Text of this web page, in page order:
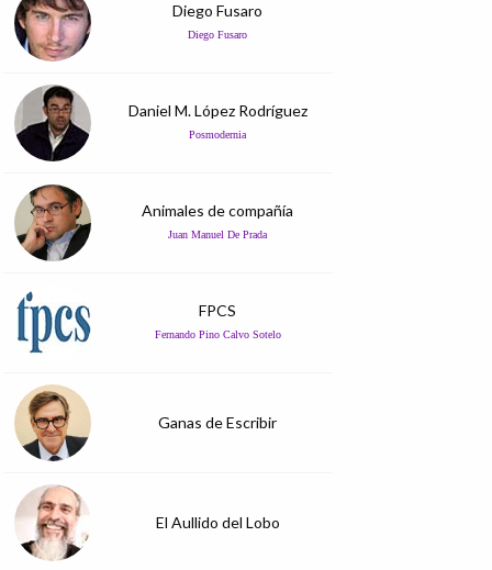
Diego Fusaro
Diego Fusaro
Daniel M. López Rodríguez
Posmodernia
Animales de compañía
Juan Manuel De Prada
FPCS
Fernando Pino Calvo Sotelo
Ganas de Escribir
El Aullido del Lobo